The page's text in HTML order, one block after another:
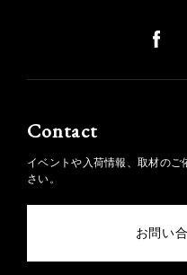
Contact
イベントや入荷情報、取材の
さい。
お問い